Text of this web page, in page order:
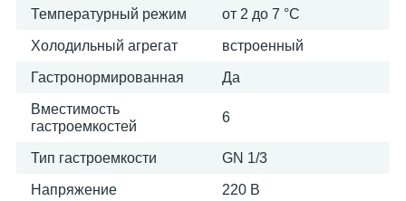
Температурный режим от 2 до 7 °С
Холодильный агрегат встроенный
Гастронормированная Да
Вместимость
гастроемкостей
6
Тип гастроемкости GN 1/3
Напряжение 220 В